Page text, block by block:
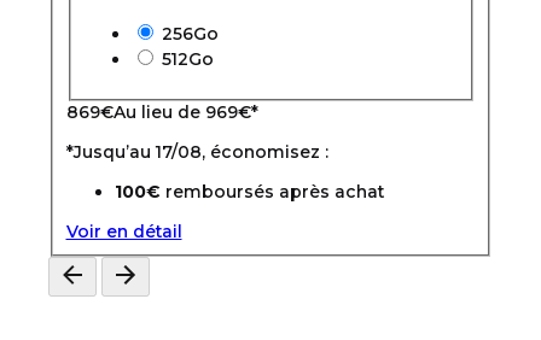
256Go
512Go
869€Au lieu de 969€*
*Jusqu’au 17/08, économisez :
100€ remboursés après achat
Voir en détail